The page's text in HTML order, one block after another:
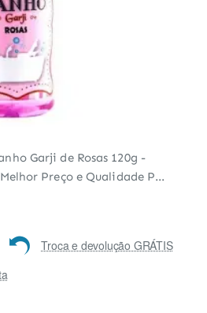
Garji de Rosas 120g -
Preço e Qualidade P...
Troca e devolução GRÁTIS